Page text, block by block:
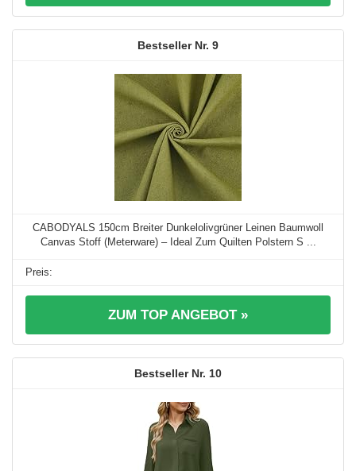
9
CABODYALS 150cm Breiter Dunkelolivgrüner Leinen Baumwoll
Canvas Stoff (Meterware) – Ideal Zum Quilten Polstern S ...
ZUM TOP ANGEBOT »
10